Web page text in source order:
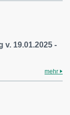
v. 19.01.2025 -
mehr